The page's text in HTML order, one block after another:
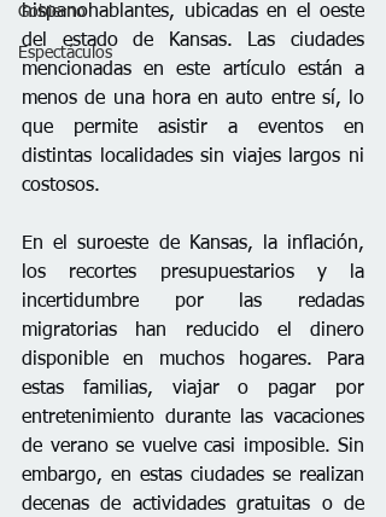
Gobierno
Espectáculos
hispanohablantes, ubicadas en el oeste
del estado de Kansas. Las ciudades
mencionadas en este artículo están a
menos de una hora en auto entre sí, lo
que permite asistir a eventos en
distintas localidades sin viajes largos ni
costosos.
En el suroeste de Kansas, la inflación,
los recortes presupuestarios y la
incertidumbre por las redadas
migratorias han reducido el dinero
disponible en muchos hogares. Para
estas familias, viajar o pagar por
entretenimiento durante las vacaciones
de verano se vuelve casi imposible. Sin
embargo, en estas ciudades se realizan
decenas de actividades gratuitas o de